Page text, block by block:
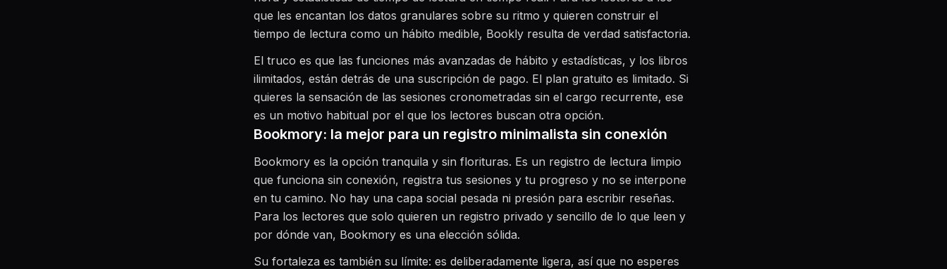
que les encantan los datos granulares sobre su ritmo y quieren construir el
tiempo de lectura como un hábito medible, Bookly resulta de verdad satisfactoria.
El truco es que las funciones más avanzadas de hábito y estadísticas, y los libros
ilimitados, están detrás de una suscripción de pago. El plan gratuito es limitado. Si
quieres la sensación de las sesiones cronometradas sin el cargo recurrente, ese
es un motivo habitual por el que los lectores buscan otra opción.
Bookmory: la mejor para un registro minimalista sin conexión
Bookmory es la opción tranquila y sin florituras. Es un registro de lectura limpio
que funciona sin conexión, registra tus sesiones y tu progreso y no se interpone
en tu camino. No hay una capa social pesada ni presión para escribir reseñas.
Para los lectores que solo quieren un registro privado y sencillo de lo que leen y
por dónde van, Bookmory es una elección sólida.
Su fortaleza es también su límite: es deliberadamente ligera, así que no esperes